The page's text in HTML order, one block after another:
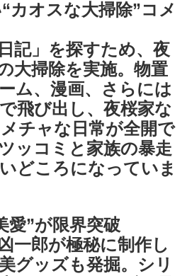
カオスな大掃除”コメ
記」を探すため、夜
大掃除を実施。物置
ム、漫画、さらには
飛び出し、夜桜家な
チャな日常が全開で
ッコミと家族の暴走
どころになっていま
愛”が限界突破
一郎が極秘に制作し
グッズも発掘。シリ